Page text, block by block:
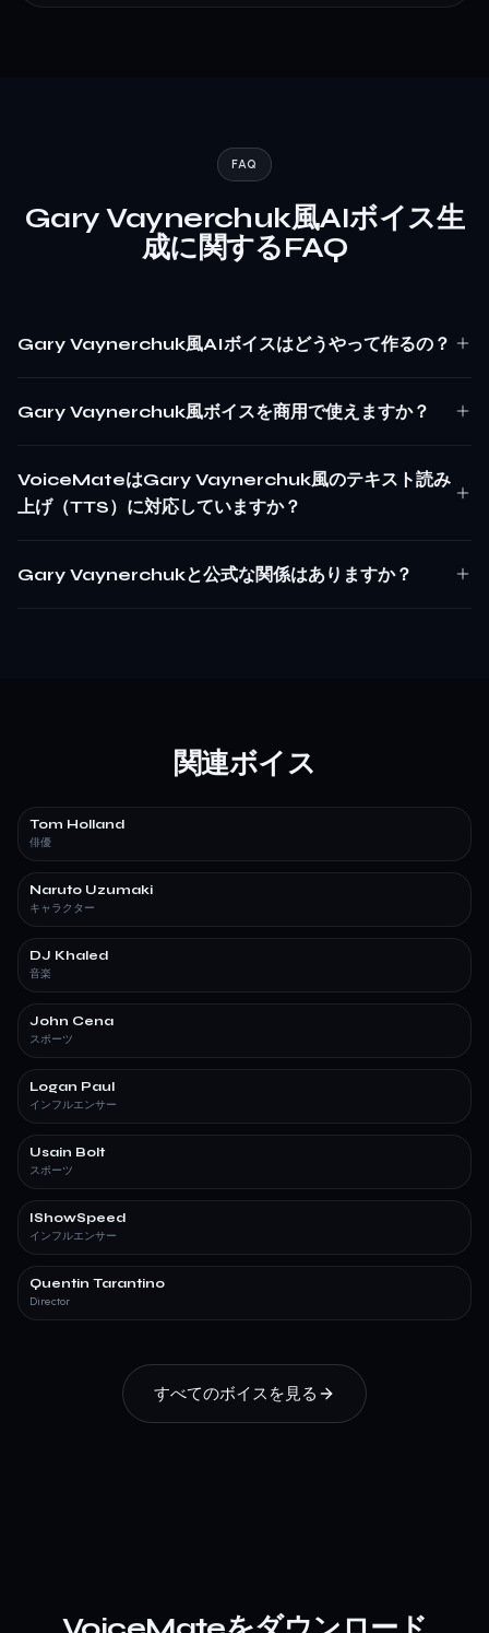
FAQ
Gary Vaynerchuk風AIボイス生
成に関するFAQ
Gary Vaynerchuk風AIボイスはどうやって作るの？
Gary Vaynerchuk風ボイスを商用で使えますか？
VoiceMateはGary Vaynerchuk風のテキスト読み
上げ（TTS）に対応していますか？
Gary Vaynerchukと公式な関係はありますか？
関連ボイス
Tom Holland
俳優
Naruto Uzumaki
キャラクター
DJ Khaled
音楽
John Cena
スポーツ
Logan Paul
インフルエンサー
Usain Bolt
スポーツ
IShowSpeed
インフルエンサー
Quentin Tarantino
Director
すべてのボイスを見る